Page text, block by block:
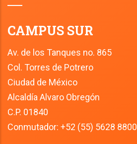
CAMPUS SUR
Av. de los Tanques no. 865
Col. Torres de Potrero
Ciudad de México
Alcaldía Alvaro Obregón
C.P. 01840
Conmutador: +52 (55) 5628 8800